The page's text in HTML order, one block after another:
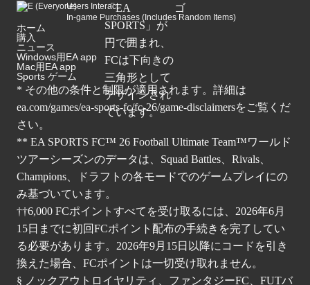
Users Interact
In-game Purchases (Includes Random Items)
ホーム
購入
ニュース
Windows用EA app
Mac用EA app
Sports ゲーム
* その他の条件と制限が適用されます。詳細は
ea.com/games/ea-sports-fc/fc-26/game-disclaimersをご覧くだ
さい。
** EA SPORTS FC™ 26 Football Ultimate Team™ワールド
ツアーシーズンのデータは、Squad Battles、Rivals、
Champions、ドラフトの各モードでのゲームプレイにの
み基づいています。
††6,000 FCポイントすべてを受け取るには、2026年6月
15日までに初回FCポイント配布の手続きを完了してい
る必要があります。2026年9月15日以降にコードを引き
換えた場合、FCポイントは一切受け取れません。
§ ノックアウトロイヤリティ、ファンタジーFC、FUTバ